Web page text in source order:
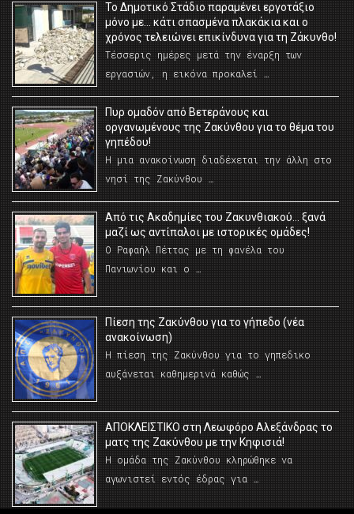
Το Δημοτικό Στάδιο παραμένει εργοτάξιο
μόνο με… κάτι σπασμένα πλακάκια και ο
χρόνος τελειώνει επικίνδυνα για τη Ζάκυνθο!
Τέσσερις ημέρες μετά την έναρξη των
εργασιών, η εικόνα προκαλεί …
Πυρ ομαδόν από Βετεράνους και
οργανωμένους της Ζακύνθου για το θέμα του
γηπέδου!
Η μια ανακοίνωση διαδέχεται την άλλη στο
νησί της Ζακύνθου …
Από τις Ακαδημίες του Ζακυνθιακού… ξανά
μαζί ως αντίπαλοι με ιστορικές ομάδες!
Ο Ραφαήλ Πέττας με τη φανέλα του
Πανιωνίου και ο …
Πίεση της Ζακύνθου για το γήπεδο (νέα
ανακοίνωση)
Η πίεση της Ζακύνθου για το γηπεδικο
αυξάνεται καθημερινά καθώς …
AΠΟΚΛΕΙΣΤΙΚΟ στη Λεωφόρο Αλεξάνδρας το
ματς της Ζακύνθου με την Κηφισιά!
Η ομάδα της Ζακύνθου κληρώθηκε να
αγωνιστεί εντός έδρας για …